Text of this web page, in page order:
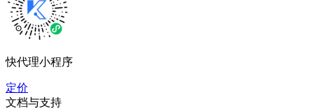
快代理小程序
定价
文档与支持